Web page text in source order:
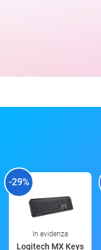
-29%
In evidenza
Logitech MX Keys